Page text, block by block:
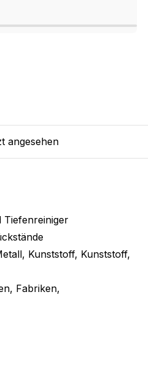
angesehen
Kunststoff, Kunststoff,
Fabriken,